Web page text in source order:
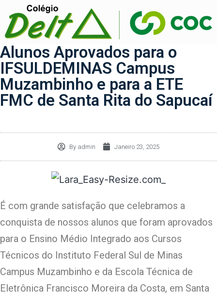
Alunos Aprovados para o
IFSULDEMINAS Campus
Muzambinho e para a ETE
FMC de Santa Rita do Sapucaí
By admin Janeiro 23, 2025
É com grande satisfação que celebramos a
conquista de nossos alunos que foram aprovados
para o Ensino Médio Integrado aos Cursos
Técnicos do Instituto Federal Sul de Minas
Campus Muzambinho e da Escola Técnica de
Eletrônica Francisco Moreira da Costa, em Santa